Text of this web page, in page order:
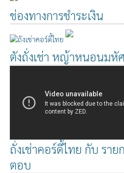
ช่องทางการชำระเงิน
ตังถั่งเช่า หญ้าหนอนมหั
ถั่งเช่าคอร์ดี้ไทย กับ รา
ตอบ